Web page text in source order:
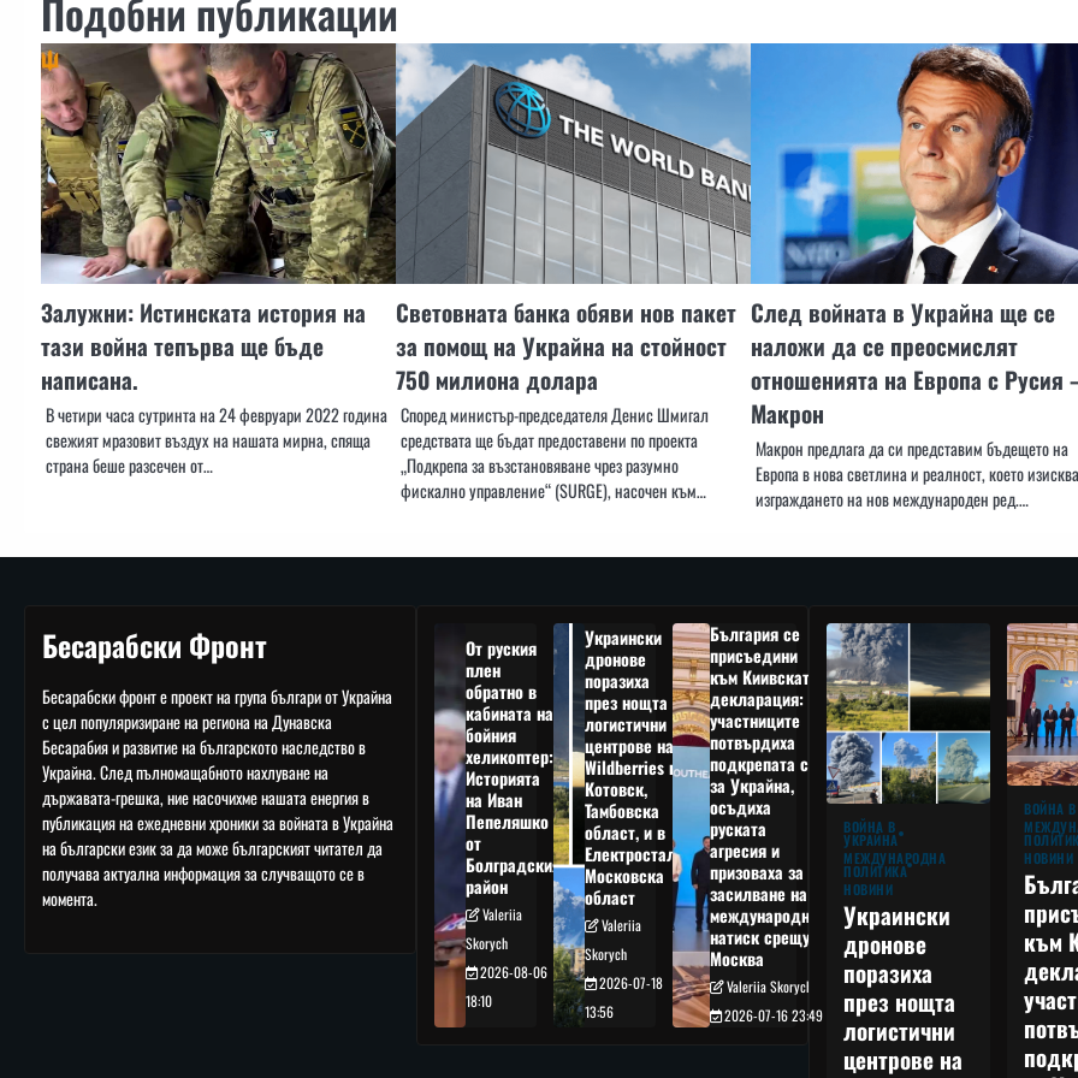
Подобни публикации
Залужни: Истинската история на
тази война тепърва ще бъде
написана.
В четири часа сутринта на 24 февруари 2022 година
свежият мразовит въздух на нашата мирна, спяща
страна беше разсечен от…
Световната банка обяви нов пакет
за помощ на Украйна на стойност
750 милиона долара
Според министър-председателя Денис Шмигал
средствата ще бъдат предоставени по проекта
„Подкрепа за възстановяване чрез разумно
фискално управление“ (SURGE), насочен към…
След войната в Украйна ще се
наложи да се преосмислят
отношенията на Европа с Русия
Макрон
Макрон предлага да си представим бъдещето на
Европа в нова светлина и реалност, което изисква
изграждането на нов международен ред.…
Бесарабски Фронт
Бесарабски фронт е проект на група българи от Украйна
с цел популяризиране на региона на Дунавска
Бесарабия и развитие на българското наследство в
Украйна. След пълномащабното нахлуване на
държавата-грешка, ние насочихме нашата енергия в
публикация на ежедневни хроники за войната в Украйна
на български език за да може българският читател да
получава актуална информация за случващото се в
момента.
От руския
плен
обратно в
кабината на
бойния
хеликоптер:
Историята
на Иван
Пепеляшко
от
Болградския
район
Valeriia
Skorych
2026-08-06
18:10
Украински
дронове
поразиха
през нощта
логистични
центрове на
Wildberries в
Котовск,
Тамбовска
област, и в
Електростал,
Московска
област
Valeriia
Skorych
2026-07-18
13:56
България се
присъедини
към Киивската
декларация:
участниците
потвърдиха
подкрепата си
за Украйна,
осъдиха
руската
агресия и
призоваха за
засилване на
международния
натиск срещу
Москва
Valeriia Skorych
2026-07-16 23:49
ВОЙНА В
УКРАЙНА
МЕЖДУНАРОДНА
ПОЛИТИКА
НОВИНИ
Украински
дронове
поразиха
през нощта
логистични
центрове на
ВОЙНА
НОВИНИ
към